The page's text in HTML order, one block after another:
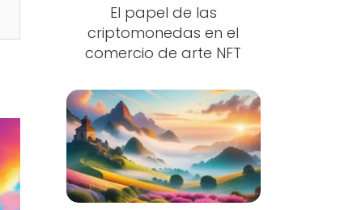
El papel de las
criptomonedas en el
comercio de arte NFT